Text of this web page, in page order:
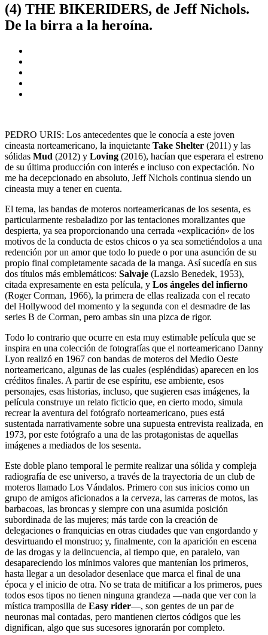
(4) THE BIKERIDERS, de Jeff Nichols.
De la birra a la heroína.
PEDRO URIS: Los antecedentes que le conocía a este joven
cineasta norteamericano, la inquietante Take Shelter (2011) y las
sólidas Mud (2012) y Loving (2016), hacían que esperara el estreno
de su última producción con interés e incluso con expectación. No
me ha decepcionado en absoluto, Jeff Nichols continua siendo un
cineasta muy a tener en cuenta.
El tema, las bandas de moteros norteamericanas de los sesenta, es
particularmente resbaladizo por las tentaciones moralizantes que
despierta, ya sea proporcionando una cerrada «explicación» de los
motivos de la conducta de estos chicos o ya sea sometiéndolos a una
redención por un amor que todo lo puede o por una asunción de su
propio final completamente sacada de la manga. Así sucedía en sus
dos títulos más emblemáticos: Salvaje (Lazslo Benedek, 1953),
citada expresamente en esta película, y Los ángeles del infierno
(Roger Corman, 1966), la primera de ellas realizada con el recato
del Hollywood del momento y la segunda con el desmadre de las
series B de Corman, pero ambas sin una pizca de rigor.
Todo lo contrario que ocurre en esta muy estimable película que se
inspira en una colección de fotografías que el norteamericano Danny
Lyon realizó en 1967 con bandas de moteros del Medio Oeste
norteamericano, algunas de las cuales (espléndidas) aparecen en los
créditos finales. A partir de ese espíritu, ese ambiente, esos
personajes, esas historias, incluso, que sugieren esas imágenes, la
película construye un relato ficticio que, en cierto modo, simula
recrear la aventura del fotógrafo norteamericano, pues está
sustentada narrativamente sobre una supuesta entrevista realizada, en
1973, por este fotógrafo a una de las protagonistas de aquellas
imágenes a mediados de los sesenta.
Este doble plano temporal le permite realizar una sólida y compleja
radiografía de ese universo, a través de la trayectoria de un club de
moteros llamado Los Vándalos. Primero con sus inicios como un
grupo de amigos aficionados a la cerveza, las carreras de motos, las
barbacoas, las broncas y siempre con una asumida posición
subordinada de las mujeres; más tarde con la creación de
delegaciones o franquicias en otras ciudades que van engordando y
desvirtuando el monstruo; y, finalmente, con la aparición en escena
de las drogas y la delincuencia, al tiempo que, en paralelo, van
desapareciendo los mínimos valores que mantenían los primeros,
hasta llegar a un desolador desenlace que marca el final de una
época y el inicio de otra. No se trata de mitificar a los primeros, pues
todos esos tipos no tienen ninguna grandeza —nada que ver con la
mística tramposilla de Easy rider—, son gentes de un par de
neuronas mal contadas, pero mantienen ciertos códigos que les
dignifican, algo que sus sucesores ignorarán por completo.